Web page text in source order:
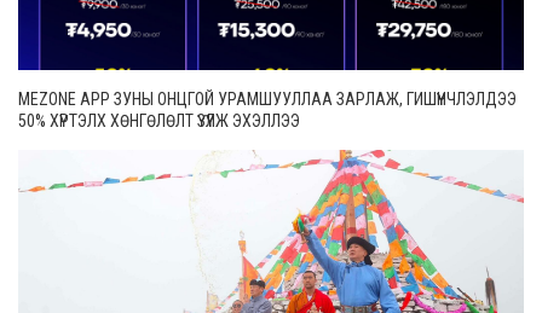
MEZONE APP ЗУНЫ ОНЦГОЙ УРАМШУУЛЛАА ЗАРЛАЖ, ГИШҮҮНЧЛЭЛДЭЭ
50% ХҮРТЭЛХ ХӨНГӨЛӨЛТ ҮЗҮҮЛЖ ЭХЭЛЛЭЭ